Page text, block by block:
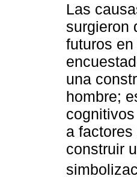
Las
surgieron
futuros
una
hombre;
a
construir